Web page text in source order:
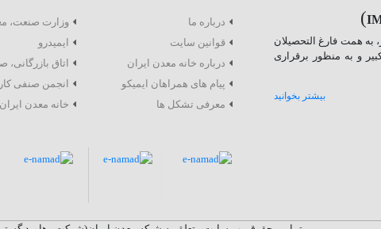
)
همت فارغ­ التحصیلان
و به منظور برقراری
بیشتر بخوانید
درباره ما
قوانین سایت
درباره خانه معدن ایران
پیام های همراهان ایمیکو
معرفی تشکل ها
وزارت صنعت،
ایمیدرو
اتاق
انجمن صنفی
خانه معدن ایران